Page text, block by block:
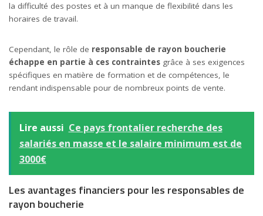
la difficulté des postes et à un manque de flexibilité dans les
horaires de travail.
Cependant, le rôle de responsable de rayon boucherie
échappe en partie à ces contraintes grâce à ses exigences
spécifiques en matière de formation et de compétences, le
rendant indispensable pour de nombreux points de vente.
Lire aussi Ce pays frontalier recherche des
salariés en masse et le salaire minimum est de
3000€
Les avantages financiers pour les responsables de
rayon boucherie